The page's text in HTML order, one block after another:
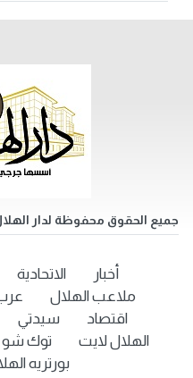
جميع الحقوق محفوظة لدار
أخبار الاتحادية
ملاعب الهلال
اقتصاد
سيدتي
الهلال لايت
توك شو
بورتريه